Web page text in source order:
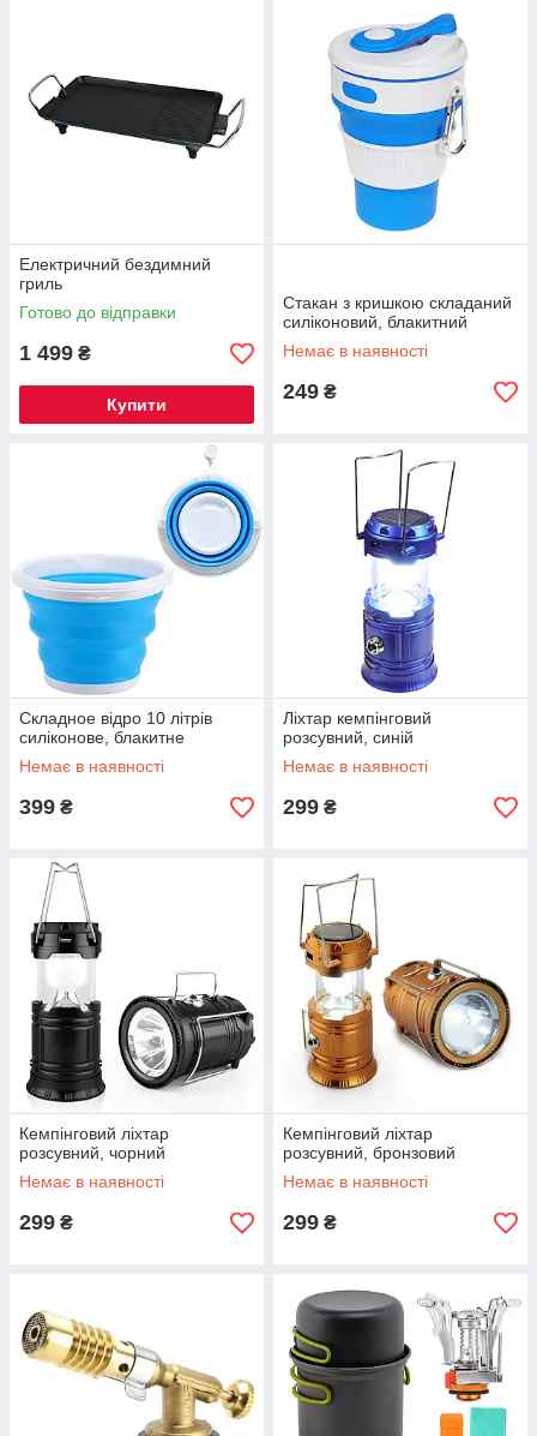
Електричний бездимний
гриль
Готово до відправки
1 499 ₴
Купити
Стакан з кришкою складаний
силіконовий, блакитний
Немає в наявності
249 ₴
Складное відро 10 літрів
силіконове, блакитне
Немає в наявності
399 ₴
Ліхтар кемпінговий
розсувний, синій
Немає в наявності
299 ₴
Кемпінговий ліхтар
розсувний, чорний
Немає в наявності
299 ₴
Кемпінговий ліхтар
розсувний, бронзовий
Немає в наявності
299 ₴